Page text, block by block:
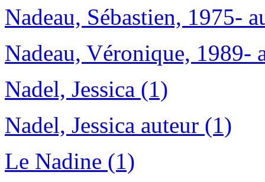
Nadeau, Sébastien, 1975-
Nadeau, Véronique, 1989-
Nadel, Jessica (1)
Nadel, Jessica auteur (1)
Le Nadine (1)